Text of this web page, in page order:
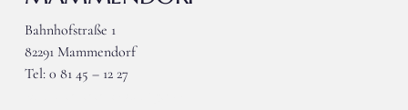
Bahnhofstraße 1
82291 Mammendorf
Tel: 0 81 45 – 12 27